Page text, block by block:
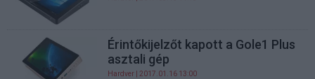
Érintőkijelzőt kapott a Gole1 Plus
asztali gép
Hardver | 2017.01.16 13:00